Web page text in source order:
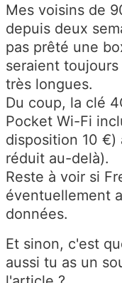
Mes voisins de
depuis deux
pas prêté une
seraient
très longues.
Du coup, la clé
Pocket Wi-Fi
disposition 10
réduit au-delà).
Reste à voir si
éventuellement
données.
Et sinon, c'est
aussi tu as un